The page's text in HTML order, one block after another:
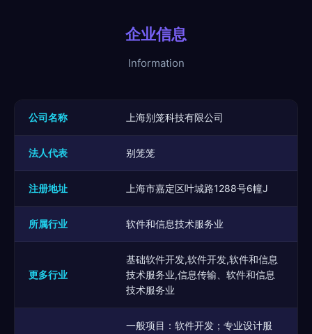
企业信息
Information
公司名称 上海别笼科技有限公司
法人代表 别笼笼
注册地址 上海市嘉定区叶城路1288号6幢J
所属行业 软件和信息技术服务业
更多行业
基础软件开发,软件开发,软件和信息
技术服务业,信息传输、软件和信息
技术服务业
一般项目：软件开发；专业设计服